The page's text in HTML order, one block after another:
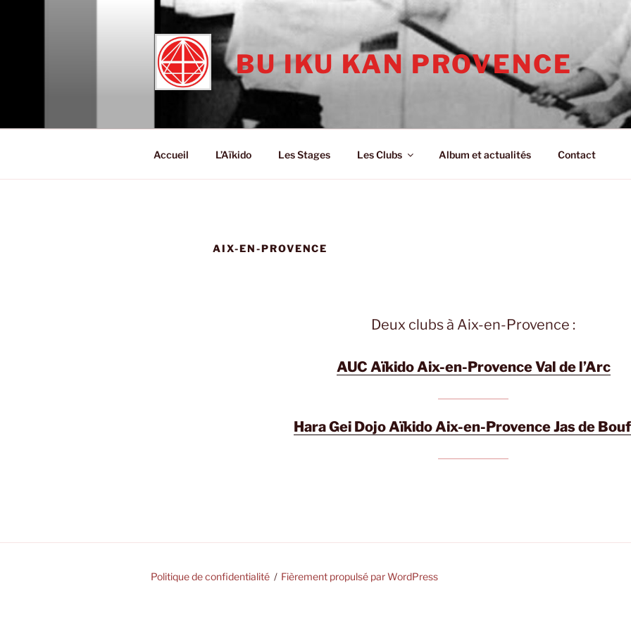
BU IKU KAN PROVENCE
Accueil L’Aïkido Les Stages Les Clubs Album et actualités Contact
AIX-EN-PROVENCE
Deux clubs à Aix-en-Provence :
AUC Aïkido Aix-en-Provence Val de l’Arc
Hara Gei Dojo Aïkido Aix-en-Provence Jas de
Politique de confidentialité Fièrement propulsé par WordPress